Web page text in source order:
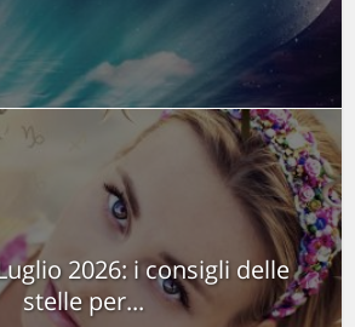
2026: i consigli delle
stelle per...